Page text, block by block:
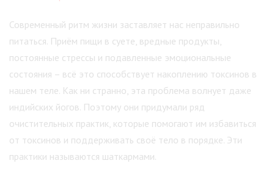
Современный ритм жизни заставляет нас неправильно
питаться. Приём пищи в суете, вредные продукты,
постоянные стрессы и подавленные эмоциональные
состояния – всё это способствует накоплению токсинов в
нашем теле. Как ни странно, эта проблема волнует даже
индийских йогов. Поэтому они придумали ряд
очистительных практик, которые помогают им избавиться
от токсинов и поддерживать своё тело в порядке. Эти
практики называются шаткармами.